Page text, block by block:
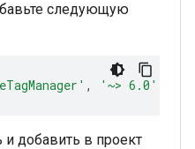
следующую
, '~> 6.0'
и добавить в проект